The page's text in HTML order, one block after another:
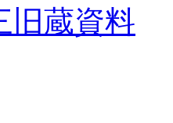
旧蔵資料